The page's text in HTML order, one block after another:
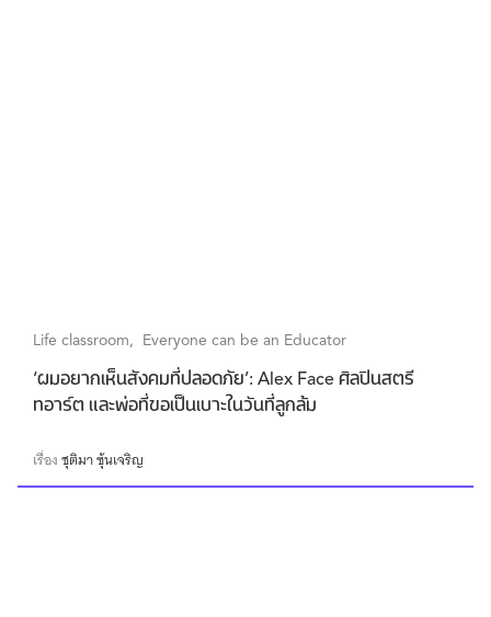
Life classroom Everyone can be an Educator
‘ผมอยากเห็นสังคมที่ปลอดภัย’: Alex Face ศิลปินสตรี
ทอาร์ต และพ่อที่ขอเป็นเบาะในวันที่ลูกล้ม
เรื่องชุติมา ซุ้นเจริญ